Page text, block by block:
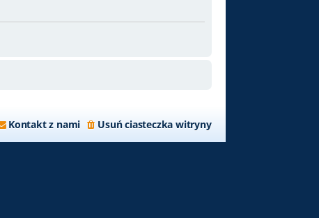
Usuń ciasteczka witryny
Kontakt z nami